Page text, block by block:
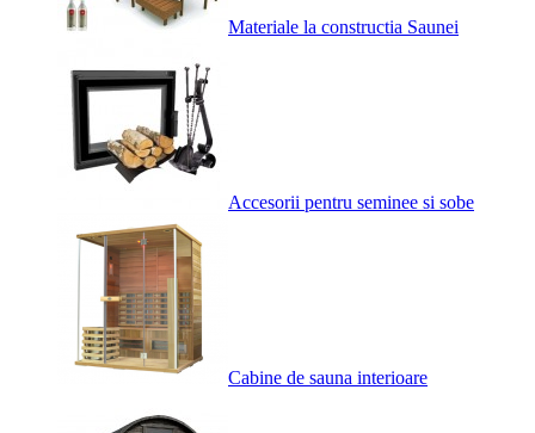
Materiale la constructia Saunei
Accesorii pentru seminee si sobe
Cabine de sauna interioare